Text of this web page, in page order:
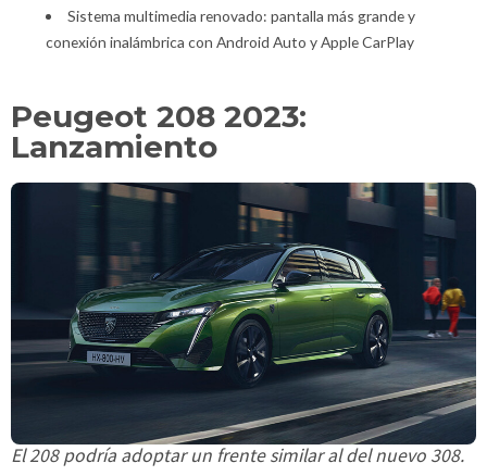
Sistema multimedia renovado: pantalla más grande y
conexión inalámbrica con Android Auto y Apple CarPlay
Peugeot 208 2023:
Lanzamiento
El 208 podría adoptar un frente similar al del nuevo 308.